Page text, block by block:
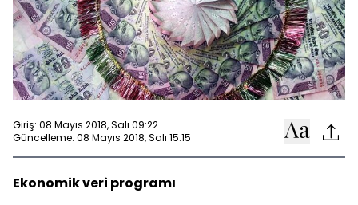
Giriş: 08 Mayıs 2018, Salı 09:22
Güncelleme: 08 Mayıs 2018, Salı 15:15
Ekonomik veri programı